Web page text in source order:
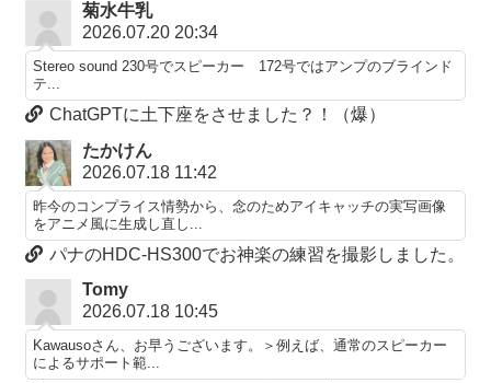
菊水牛乳
2026.07.20 20:34
Stereo sound 230号でスピーカー 172号ではアンプのブラインド
テ...
ChatGPTに土下座をさせました？！（爆）
たかけん
2026.07.18 11:42
昨今のコンプライス情勢から、念のためアイキャッチの実写画像
をアニメ風に生成し直し...
パナのHDC-HS300でお神楽の練習を撮影しました。
Tomy
2026.07.18 10:45
Kawausoさん、お早うございます。＞例えば、通常のスピーカー
によるサポート範...